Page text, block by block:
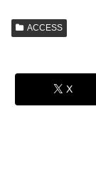
ACCESS
X